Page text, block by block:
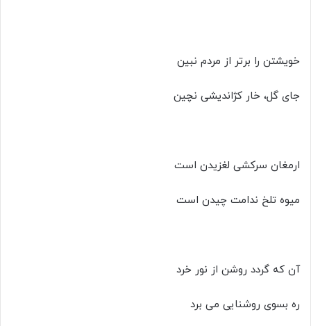
خویشتن را برتر از مردم نبین
جای گل، خار کژاندیشی نچین
ارمغان سرکشی لغزیدن است
میوه تلخ ندامت چیدن است
آن که گردد روشن از نور خرد
ره بسوی روشنایی می برد